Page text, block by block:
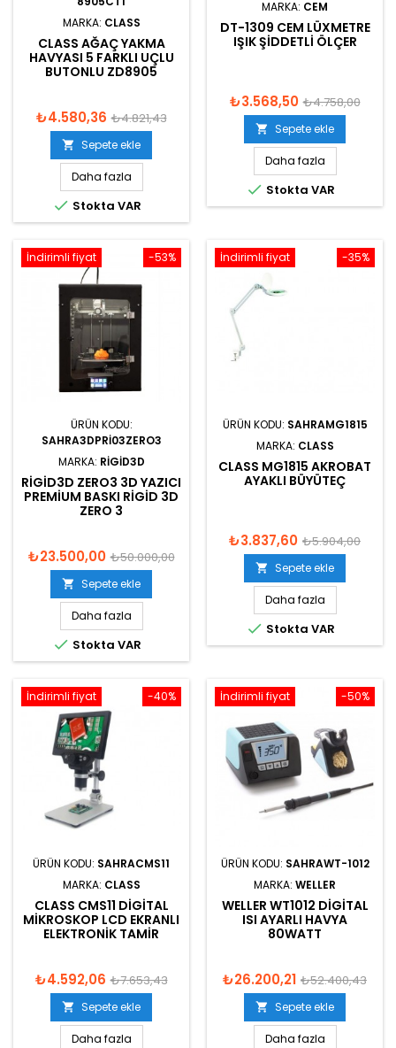
MARKA: CLASS
CLASS AĞAÇ YAKMA
HAVYASI 5 FARKLI UÇLU
BUTONLU ZD8905
₺4.580,36 ₺4.821,43
 Sepete ekle
Daha fazla
 Stokta VAR
MARKA: CEM
DT-1309 CEM LÜXMETRE
IŞIK ŞIDDETLI ÖLÇER
₺3.568,50 ₺4.758,00
 Sepete ekle
Daha fazla
 Stokta VAR
-53%
İndirimli fiyat
ÜRÜN KODU:
SAHRA3DPRI03ZERO3
MARKA: RIGID3D
RIGID3D ZERO3 3D YAZICI
PREMIUM BASKI RIGID 3D
ZERO 3
₺23.500,00 ₺50.000,00
 Sepete ekle
Daha fazla
 Stokta VAR
-35%
İndirimli fiyat
ÜRÜN KODU: SAHRAMG1815
MARKA: CLASS
CLASS MG1815 AKROBAT
AYAKLI BÜYÜTEÇ
₺3.837,60 ₺5.904,00
 Sepete ekle
Daha fazla
 Stokta VAR
-40%
İndirimli fiyat
ÜRÜN KODU: SAHRACMS11
MARKA: CLASS
CLASS CMS11 DIGITAL
MIKROSKOP LCD EKRANLI
ELEKTRONIK TAMIR
₺4.592,06 ₺7.653,43
 Sepete ekle
Daha fazla
-50%
İndirimli fiyat
ÜRÜN KODU: SAHRAWT-1012
MARKA: WELLER
WELLER WT1012 DIGITAL
ISI AYARLI HAVYA
80WATT
₺26.200,21 ₺52.400,43
 Sepete ekle
Daha fazla